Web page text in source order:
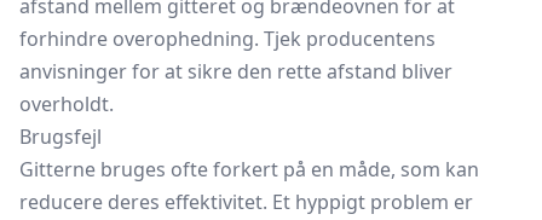
afstand mellem gitteret og brændeovnen for at
forhindre overophedning. Tjek producentens
anvisninger for at sikre den rette afstand bliver
overholdt.
Brugsfejl
Gitterne bruges ofte forkert på en måde, som kan
reducere deres effektivitet. Et hyppigt problem er